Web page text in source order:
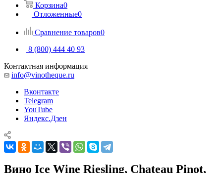
Корзина0
Отложенные0
Сравнение товаров0
8 (800) 444 40 93
Контактная информация
info@vinotheque.ru
Вконтакте
Telegram
YouTube
Яндекс.Дзен
Вино Ice Wine Riesling, Chateau Pinot,